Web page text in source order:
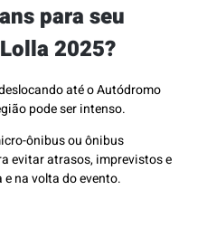
para seu
2025?
até o Autódromo
pode ser intenso.
ônibus ou ônibus
evitar atrasos, imprevistos e
na volta do evento.